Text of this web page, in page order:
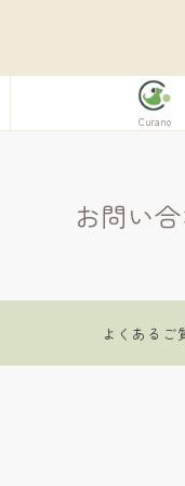
Curano
お問い
よくあるご